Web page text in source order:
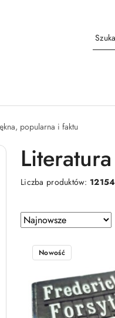
popularna i faktu
Liczba produktów: 12154
Zastosowano sortowanie: Najnowsze.
Sortuj
według
Nowość